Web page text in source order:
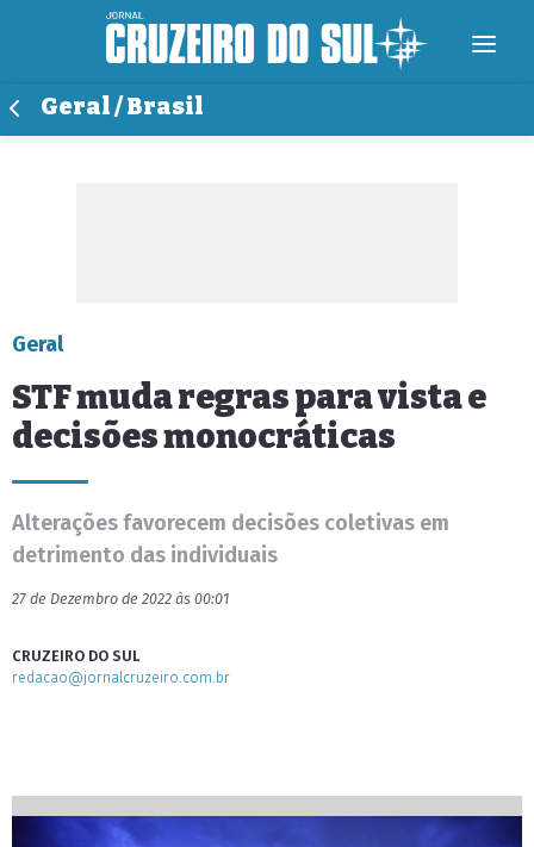
Geral / Brasil
Geral
STF muda regras para vista e
decisões monocráticas
Alterações favorecem decisões coletivas em
detrimento das individuais
27 de Dezembro de 2022 às 00:01
CRUZEIRO DO SUL
redacao@jornalcruzeiro.com.br